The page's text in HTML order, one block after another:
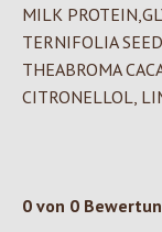
MILK
TERNIFOLIA
THEABROMA
CITRONELLOL,
0 von 0